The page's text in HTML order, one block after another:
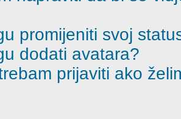
promijeniti svoj
dodati avatara?
prijaviti ako